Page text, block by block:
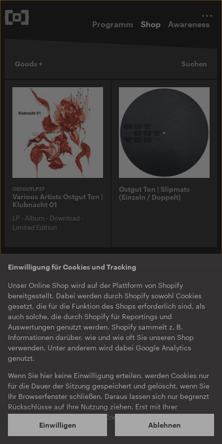
Einwilligung für Cookies und Tracking
Unser Online Shop wird auf der Plattform von Shopify
bereitgestellt. Dabei werden durch Shopify sowohl Cookies
gesetzt, die für die Funktion des Shops erforderlich sind, als
auch solche, die durch Shopify für Reportings und
Auswertungen genutzt werden. Shopify sammelt z. B.
Informationen darüber, wie und wie oft Sie unseren Shop
verwenden. Unter anderem wird dabei Google Analytics
genutzt.
Wenn Sie hier keine Einwilligung erteilen, werden Cookies nur
für die Dauer der Sitzung gespeichert und gelöscht, wenn Sie
Ihr Browserfenster schließen. Daraus lassen sich nur begrenzt
Rückschlüsse auf Ihre Nutzung ziehen. Erst mit Ihrer
Einwilligung werden Analyse-Cookies auch über die
Browsersitzung hinaus gespeichert und ggf. weitere
Informationen zu Ihrem Nutzungsverhalten im Internet durch
Einwilligen Ablehnen
Programm Shop Awareness
Goods + Suchen
OSTGUTLP37
Various Artists Ostgut Ton |
Klubnacht 01
LP · Album · Download ·
Limited Edition
Ostgut Ton | Slipmats
(Einzeln / Doppelt)